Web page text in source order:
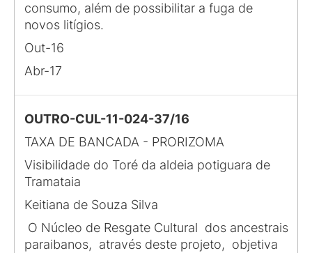
consumo, além de possibilitar a fuga de
novos litígios.
Out-16
Abr-17
OUTRO-CUL-11-024-37/16
TAXA DE BANCADA - PRORIZOMA
Visibilidade do Toré da aldeia potiguara de
Tramataia
Keitiana de Souza Silva
O Núcleo de Resgate Cultural dos ancestrais
paraibanos, através deste projeto, objetiva